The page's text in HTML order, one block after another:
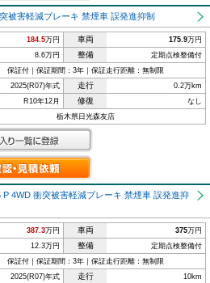
被害軽減ブレーキ 禁煙車 誤発進抑制
184.5万円 車両 175.9万円
8.6万円 整備 定期点検整備付
保証付｜保証期間：3年｜保証走行距離：無制限
2025(R07)年式 走行 0.2万km
R10年12月 修復 なし
栃木県日光森友店
P 4WD 衝突被害軽減ブレーキ 禁煙車 誤発進抑
387.3万円 車両 375万円
12.3万円 整備 定期点検整備付
保証付｜保証期間：3年｜保証走行距離：無制限
2025(R07)年式 走行 10km